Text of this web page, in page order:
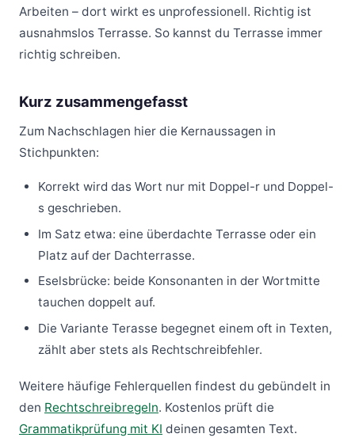
Arbeiten – dort wirkt es unprofessionell. Richtig ist
ausnahmslos Terrasse. So kannst du Terrasse immer
richtig schreiben.
Kurz zusammengefasst
Zum Nachschlagen hier die Kernaussagen in
Stichpunkten:
Korrekt wird das Wort nur mit Doppel-r und Doppel-
s geschrieben.
Im Satz etwa: eine überdachte Terrasse oder ein
Platz auf der Dachterrasse.
Eselsbrücke: beide Konsonanten in der Wortmitte
tauchen doppelt auf.
Die Variante Terasse begegnet einem oft in Texten,
zählt aber stets als Rechtschreibfehler.
Weitere häufige Fehlerquellen findest du gebündelt in
den Rechtschreibregeln. Kostenlos prüft die
Grammatikprüfung mit KI deinen gesamten Text.